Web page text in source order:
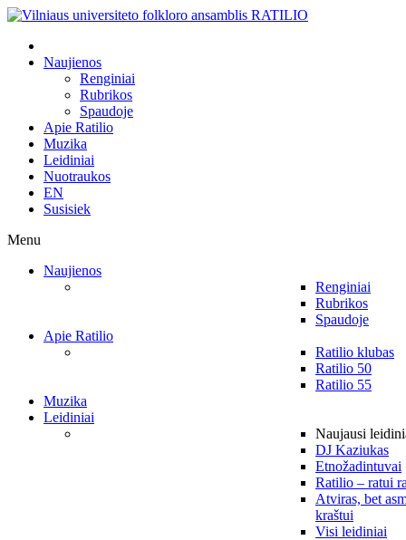
Naujienos
Renginiai
Rubrikos
Spaudoje
Apie Ratilio
Muzika
Leidiniai
Nuotraukos
EN
Susisiek
Menu
Naujienos
Renginiai
Rubrikos
Spaudoje
Apie Ratilio
Ratilio klubas
Ratilio 50
Ratilio 55
Muzika
Leidiniai
Naujausi
DJ Kaziukas
Etnožadintuvai
Ratilio – ratui
Atviras, bet
kraštui
Visi leidiniai